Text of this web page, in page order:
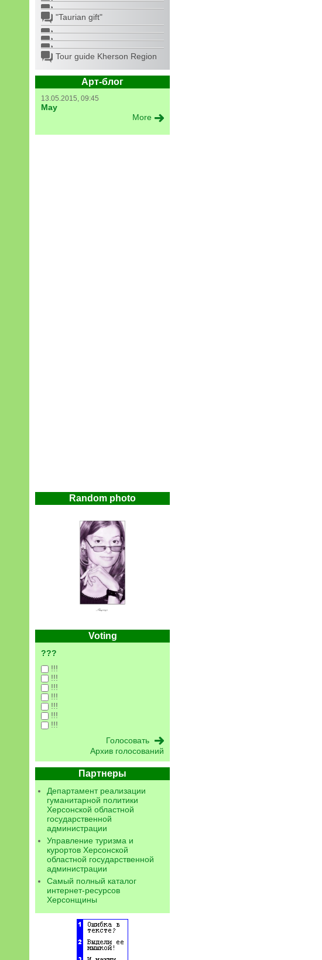
"Taurian gift"
Tour guide Kherson Region
Арт-блог
13.05.2015, 09:45
May
More
Random photo
Voting
???
!!!
!!!
!!!
!!!
!!!
!!!
!!!
Архив голосований
Партнеры
Департамент реализации
гуманитарной политики
Херсонской областной
государственной
администрации
Управление туризма и
курортов Херсонской
областной государственной
администрации
Самый полный каталог
интернет-ресурсов
Херсонщины